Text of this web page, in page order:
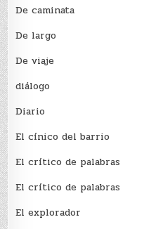
De caminata
De largo
De viaje
diálogo
Diario
El cínico del barrio
El crí­tico de palabras
El crí­tico de palabras
El explorador